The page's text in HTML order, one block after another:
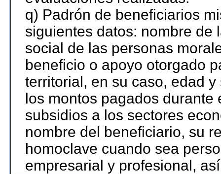
q) Padrón de beneficiarios
siguientes datos: nombre de
social de las personas
beneficio o apoyo otorgado
territorial, en su caso, edad
los montos pagados
subsidios a los sectores
nombre del beneficiario, su
homoclave cuando sea
empresarial y profesional,